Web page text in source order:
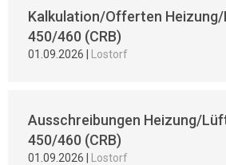
Kalkulation/Offerten
450/460 (CRB)
01.09.2026 Lostorf
Ausschreibungen Heizung/
450/460 (CRB)
01.09.2026 Lostorf